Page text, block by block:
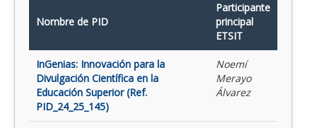
Nombre de PID
Participante
principal
ETSIT
InGenias: Innovación para la
Divulgación Científica en la
Educación Superior (Ref.
PID_24_25_145)
Noemí
Merayo
Álvarez